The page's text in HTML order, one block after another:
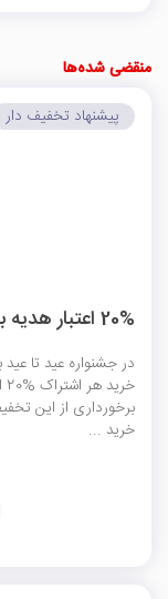
منقضی شده‌ها
20% اعتبار هدیه بیپ تونز
در جشنواره عید تا عید
برخورداری از این
خرید ...
پیشنهاد تخفیف دار